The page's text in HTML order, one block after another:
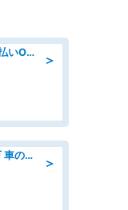
＞
マシンオペレーター/未経験OK/日払いOK/寮費無料/交替制/20・30・40代活躍中
＞
検査/検品/製造スタッフ 祝い金5万 車のシートにホツレがないか目視チェック